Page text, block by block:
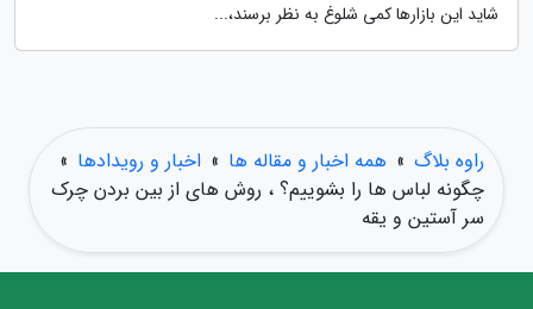
شاید این بازارها کمی شلوغ به نظر برسند،...
راوه بلاگ » همه اخبار و مقاله ها » اخبار و رویدادها »
چگونه لباس ها را بشوییم؟ ، روش های از بین بردن چرک
سر آستین و یقه